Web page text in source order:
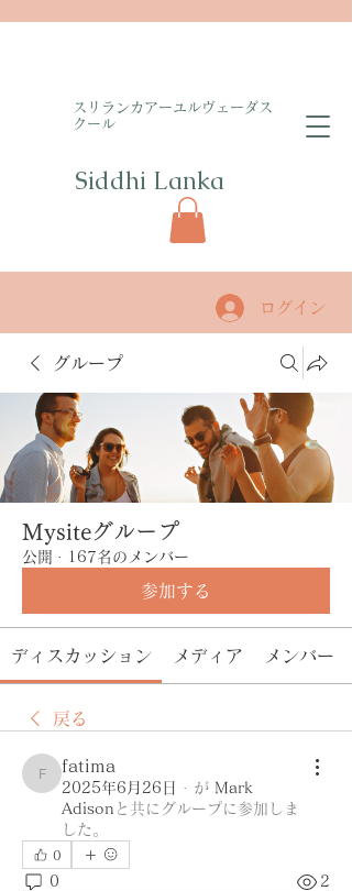
​スリランカアーユルヴェーダス
クール
Siddhi Lanka​
ログイン
グループ
Mysiteグループ
公開 · 167名のメンバー
参加する
ディスカッション メディア メンバー
戻る
fatima
fatima
2025年6月26日 · が Mark
Adison と共にグループに参加しま
した 。
0
0 2